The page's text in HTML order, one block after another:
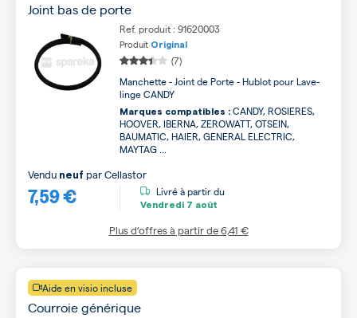
Joint bas de porte
Ref. produit : 91620003
Produit Original
(7)
Manchette - Joint de Porte - Hublot pour Lave-
linge CANDY
Marques compatibles : CANDY, ROSIERES,
HOOVER, IBERNA, ZEROWATT, OTSEIN,
BAUMATIC, HAIER, GENERAL ELECTRIC,
MAYTAG ...
7,59 €
Vendu neuf parCellastor
Livré à partir du
Vendredi 7 août
Plus d’offres à partir de6,41 €
Aide en visio incluse
Courroie générique